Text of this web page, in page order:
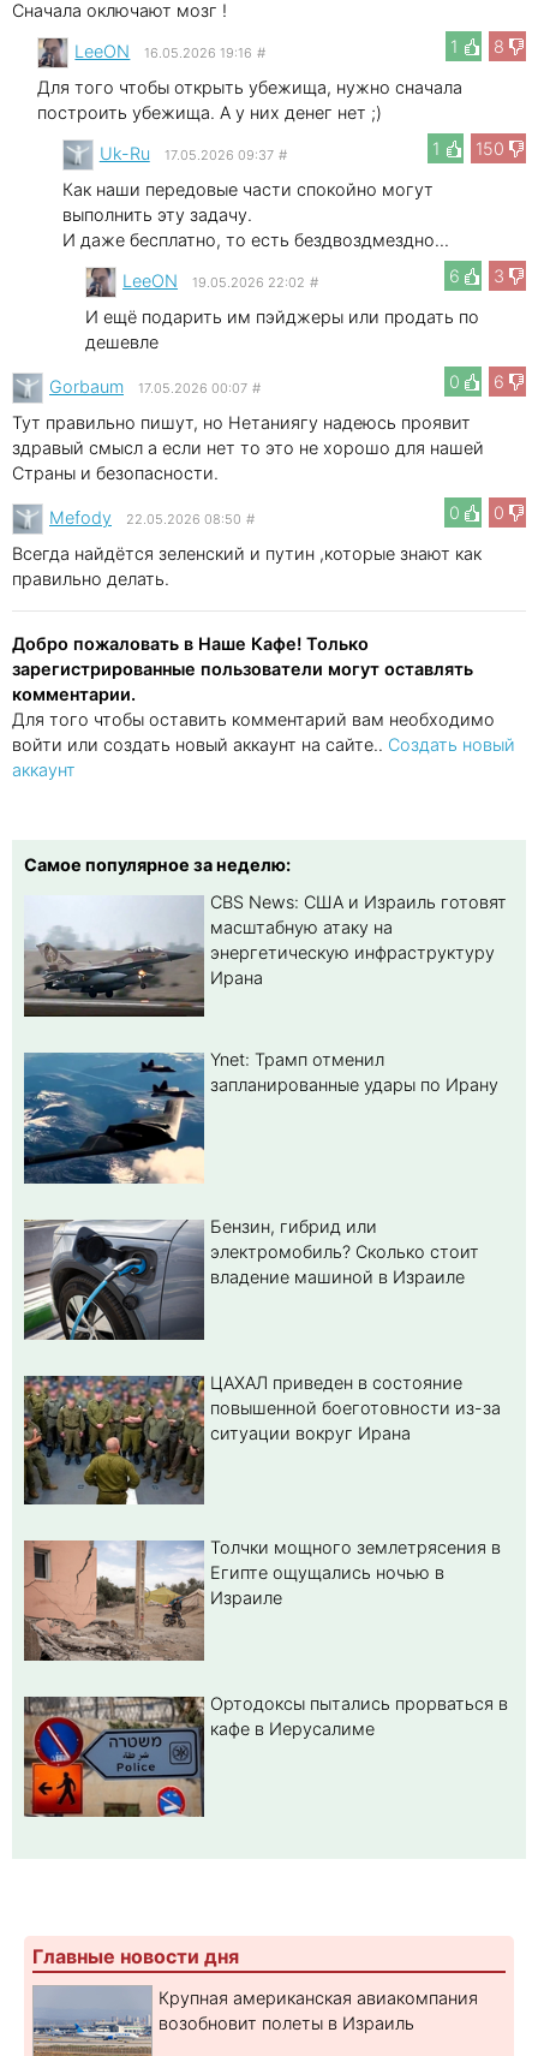
Сначала оключают мозг !
1
8
LeeON 16.05.2026 19:16 #
Для того чтобы открыть убежища, нужно сначала
построить убежища. А у них денег нет ;)
1
150
Uk-Ru 17.05.2026 09:37 #
Как наши передовые части спокойно могут
выполнить эту задачу.
И даже бесплатно, то есть бездвоздмездно...
6
3
LeeON 19.05.2026 22:02 #
И ещё подарить им пэйджеры или продать по
дешевле
0
6
Gorbaum 17.05.2026 00:07 #
Тут правильно пишут, но Нетаниягу надеюсь проявит
здравый смысл а если нет то это не хорошо для нашей
Страны и безопасности.
0
0
Mefody 22.05.2026 08:50 #
Всегда найдётся зеленский и путин ,которые знают как
правильно делать.
Добро пожаловать в Наше Кафе! Только
зарегистрированные пользователи могут оставлять
комментарии.
Для того чтобы оставить комментарий вам необходимо
войти или создать новый аккаунт на сайте.. Создать новый
аккаунт
Самое популярное за неделю:
CBS News: США и Израиль готовят
масштабную атаку на
энергетическую инфраструктуру
Ирана
Ynet: Трамп отменил
запланированные удары по Ирану
Бензин, гибрид или
электромобиль? Cколько стоит
владение машиной в Израиле
ЦАХАЛ приведен в состояние
повышенной боеготовности из-за
ситуации вокруг Ирана
Толчки мощного землетрясения в
Египте ощущались ночью в
Израиле
Ортодоксы пытались прорваться в
кафе в Иерусалиме
Главные новости дня
Крупная американская авиакомпания
возобновит полеты в Израиль